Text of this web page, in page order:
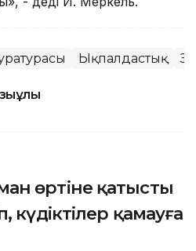
Ықпалдастық
өртіне қатысты
күдіктілер қамауға